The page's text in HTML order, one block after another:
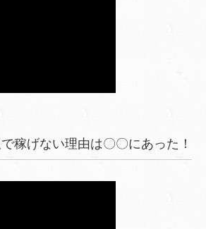
稼げない理由は〇〇にあった！